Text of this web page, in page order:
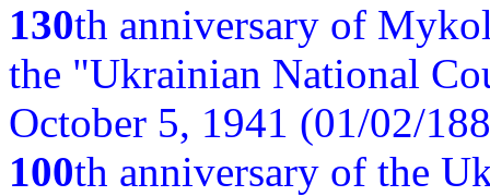
130th anniversary of
the "Ukrainian National
October 5, 1941 (01/02/
100th anniversary of the